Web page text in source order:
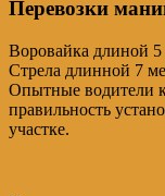
Перевозки
Воровайка длиной
Стрела длинной 7
Опытные водители
правильность
участке.